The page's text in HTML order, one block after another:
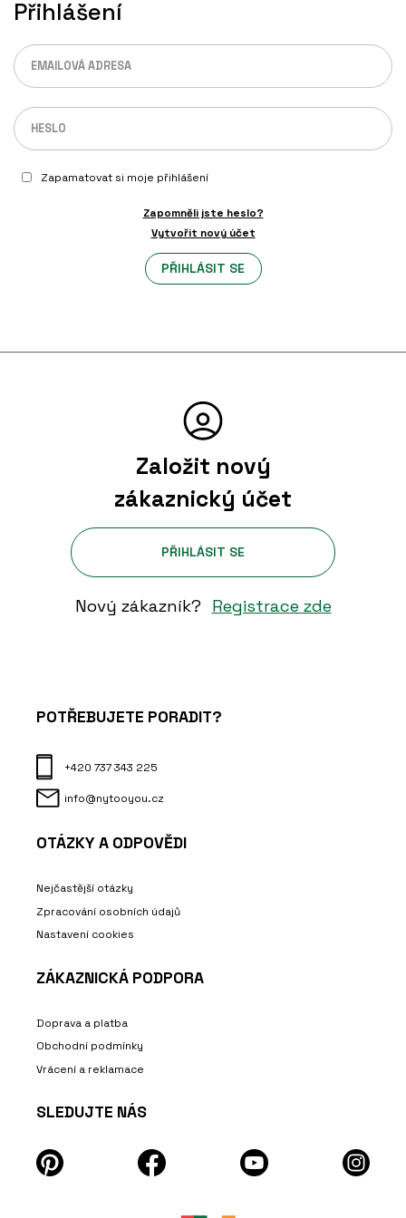
Přihlášení
Zapamatovat si moje přihlášení
Zapomněli jste heslo?
Vytvořit nový účet
Založit nový
zákaznický účet
PŘIHLÁSIT SE
Nový zákazník? Registrace zde
POTŘEBUJETE PORADIT?
+420 737 343 225
info@nytooyou.cz
OTÁZKY A ODPOVĚDI
Nejčastější otázky
Zpracování osobních údajů
Nastavení cookies
ZÁKAZNICKÁ PODPORA
Doprava a platba
Obchodní podmínky
Vrácení a reklamace
SLEDUJTE NÁS